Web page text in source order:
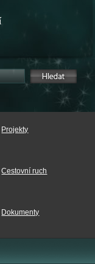
Projekty
Cestovní ruch
Dokumenty